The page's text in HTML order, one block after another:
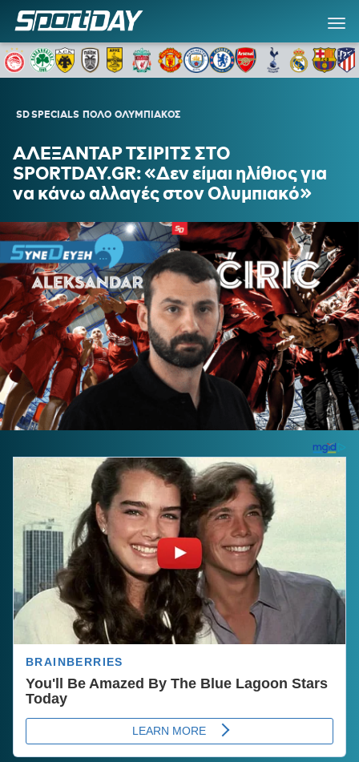
SD SPECIALS ΠΟΛΟ ΟΛΥΜΠΙΑΚΟΣ
ΑΛΕΞΑΝΤΑΡ ΤΣΙΡΙΤΣ ΣΤΟ
SPORTDAY.GR: «Δεν είμαι ηλίθιος για
να κάνω αλλαγές στον Ολυμπιακό»